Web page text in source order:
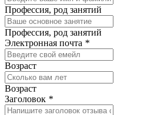
Профессия, род занятий
Профессия, род занятий
Электронная почта *
Возраст
Возраст
Заголовок *